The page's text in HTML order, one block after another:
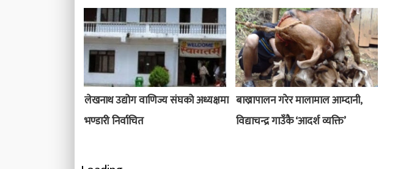
लेखनाथ उद्योग वाणिज्य संघको अध्यक्षमा
भण्डारी निर्वाचित
बाख्रापालन गरेर मालामाल आम्दानी,
विद्याचन्द्र गाउँकै ‘आदर्श व्यक्ति’